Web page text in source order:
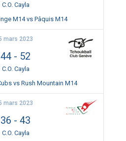
C.O. Cayla
M14 vs Pâquis M14
mars 2023
44 - 52
C.O. Cayla
vs Rush Mountain M14
mars 2023
36 -43
C.O. Cayla